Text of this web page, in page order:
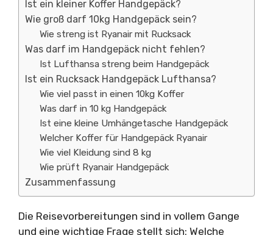
Ist ein kleiner Koffer Handgepäck?
Wie groß darf 10kg Handgepäck sein?
Wie streng ist Ryanair mit Rucksack
Was darf im Handgepäck nicht fehlen?
Ist Lufthansa streng beim Handgepäck
Ist ein Rucksack Handgepäck Lufthansa?
Wie viel passt in einen 10kg Koffer
Was darf in 10 kg Handgepäck
Ist eine kleine Umhängetasche Handgepäck
Welcher Koffer für Handgepäck Ryanair
Wie viel Kleidung sind 8 kg
Wie prüft Ryanair Handgepäck
Zusammenfassung
Die Reisevorbereitungen sind in vollem Gange
und eine wichtige Frage stellt sich: Welche